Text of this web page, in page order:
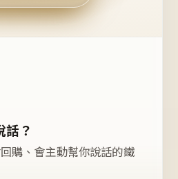
開團
嗎？
話？
購、會主動幫你說話的鐵